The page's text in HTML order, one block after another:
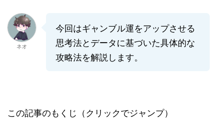
ネオ
今回はギャンブル運をアップさせる
思考法とデータに基づいた具体的な
攻略法を解説します。
この記事のもくじ（クリックでジャンプ）